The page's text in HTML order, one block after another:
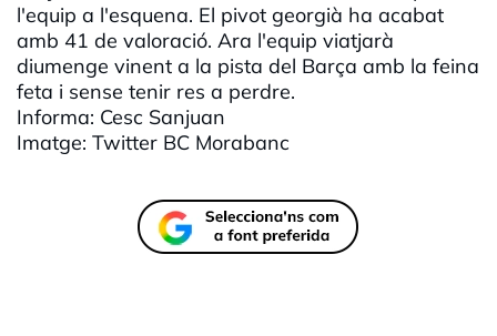
l'equip a l'esquena. El pivot georgià ha acabat
amb 41 de valoració. Ara l'equip viatjarà
diumenge vinent a la pista del Barça amb la feina
feta i sense tenir res a perdre.
Informa: Cesc Sanjuan
Imatge: Twitter BC Morabanc